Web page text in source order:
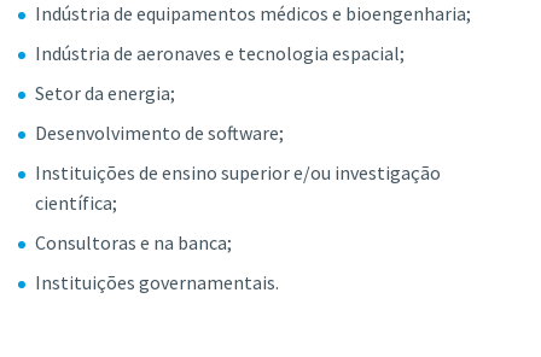
Indústria de equipamentos médicos e bioengenharia;
Indústria de aeronaves e tecnologia espacial;
Setor da energia;
Desenvolvimento de software;
Instituições de ensino superior e/ou investigação
científica;
Consultoras e na banca;
Instituições governamentais.